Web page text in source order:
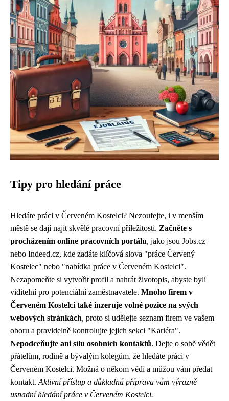
Tipy pro hledání práce
Hledáte práci v Červeném Kostelci? Nezoufejte, i v menším
městě se dají najít skvělé pracovní příležitosti. Začněte s
procházením online pracovních portálů, jako jsou Jobs.cz
nebo Indeed.cz, kde zadáte klíčová slova "práce Červený
Kostelec" nebo "nabídka práce v Červeném Kostelci".
Nezapomeňte si vytvořit profil a nahrát životopis, abyste byli
viditelní pro potenciální zaměstnavatele. Mnoho firem v
Červeném Kostelci také inzeruje volné pozice na svých
webových stránkách, proto si udělejte seznam firem ve vašem
oboru a pravidelně kontrolujte jejich sekci "Kariéra".
Nepodceňujte ani sílu osobních kontaktů. Dejte o sobě vědět
přátelům, rodině a bývalým kolegům, že hledáte práci v
Červeném Kostelci. Možná o někom vědí a můžou vám předat
kontakt. Aktivní přístup a důkladná příprava vám výrazně
usnadní hledání práce v Červeném Kostelci.